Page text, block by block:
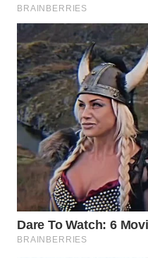
WN
TAPANULI
UTARA
WN
SAMOSIR
WN
PADANG
LAWAS
SUMEDANG